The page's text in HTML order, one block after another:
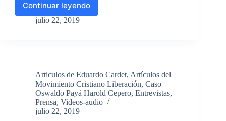
Continuar leyendo
ABC
“El
sí
mismo
el
legado
de
julio 22, 2019
Articulos de Eduardo Cardet, Artículos del
Movimiento Cristiano Liberación, Caso
Oswaldo Payá Harold Cepero, Entrevistas,
Prensa, Videos-audio
julio 22, 2019